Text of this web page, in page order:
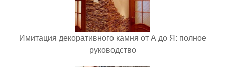
Имитация декоративного камня от А до Я: полное
руководство